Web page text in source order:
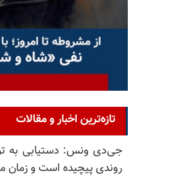
تازه‌ترین اخبار و مقالات
جی‌دی ونس: دستیابی به
روندی پیچیده است و زمان